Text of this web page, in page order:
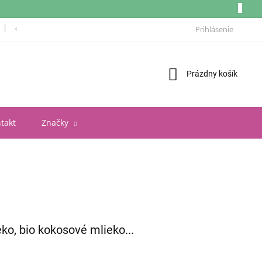
OBCHODNÉ PODMIENKY ZÁSADY OCHRANY OSOBNÝCH ÚDAJOV A
Prihlásenie
Nákupný
Prázdny košík
Značky
bio kokosové mlieko...